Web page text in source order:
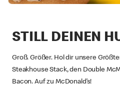
STILL DEINEN
Groß. Größer. Hol dir unsere
Steakhouse Stack, den Double
Bacon. Auf zu McDonald’s!